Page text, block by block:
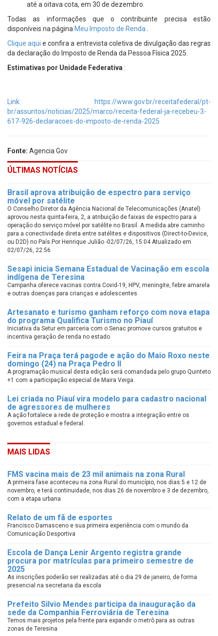
até a oitava cota, em 30 de dezembro.
Todas as informações que o contribuinte precisa estão
disponíveis na página Meu Imposto de Renda
Clique aquie confira a entrevista coletiva de divulgação das regras
da declaração do Imposto de Renda da Pessoa Física 2025.
Estimativas por Unidade Federativa :
Link: https://www.gov.br/receitafederal/pt-
br/assuntos/noticias/2025/marco/receita-federal-ja-recebeu-3-
617-926-declaracoes-do-imposto-de-renda-2025
Fonte: Agencia Gov
ÚLTIMAS NOTÍCIAS
Brasil aprova atribuição de espectro para serviço
móvel por satélite
O Conselho Diretor da Agência Nacional de Telecomunicações (Anatel)
aprovou nesta quinta-feira, 2, a atribuição de faixas de espectro para a
operação do serviço móvel por satélite no Brasil. A medida abre caminho
para a conectividade direta entre satélites e dispositivos (Direct-to-Device,
ou D2D) no País.Por Henrique Julião -02/07/26, 15:04 Atualizado em
02/07/26, 22:56
Sesapi inicia Semana Estadual de Vacinação em escola
indígena de Teresina
Campanha oferece vacinas contra Covid-19, HPV, meningite, febre amarela
e outras doenças para crianças e adolescentes
Artesanato e turismo ganham reforço com nova etapa
do programa Qualifica Turismo no Piauí
Iniciativa da Setur em parceria com o Senac promove cursos gratuitos e
incentiva geração de renda no estado
Feira na Praça terá pagode e ação do Maio Roxo neste
domingo (24) na Praça Pedro II
A programação musical desta edição será comandada pelo grupo Quinteto
+1 com a participação especial de Maira Veiga.
Lei criada no Piauí vira modelo para cadastro nacional
de agressores de mulheres
A ação fortalece a rede de proteção e mostra a integração entre os
governos estadual e federal.
MAIS LIDAS
FMS vacina mais de 23 mil animais na zona Rural
A primeira fase aconteceu na zona Rural do município, nos dias 5 e 12 de
novembro, e terá continuidade, nos dias 26 de novembro e 3 de dezembro,
com a etapa urbana
Relato de um fã de esportes
Francisco Damasceno e sua primeira experiência com o mundo da
Comunicação Desportiva
Escola de Dança Lenir Argento registra grande
procura por matrículas para primeiro semestre de
2025
As inscrições poderão ser realizadas até o dia 29 de janeiro, de forma
presencial na secretaria da escola
Prefeito Silvio Mendes participa da inauguração da
sede da Companhia Ferroviária de Teresina
Temos mais projetos pela frente para expandir o metrô para as outras
zonas de Teresina